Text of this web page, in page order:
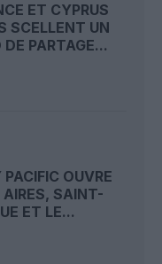
ET CYPRUS
SCELLENT UN
DE PARTAGE...
OUVRE
AIRES, SAINT-
ET LE...